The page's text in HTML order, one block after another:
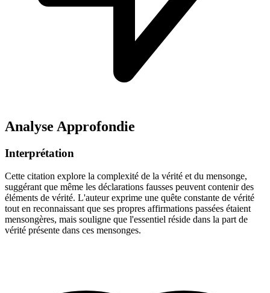
Analyse Approfondie
Interprétation
Cette citation explore la complexité de la vérité et du mensonge,
suggérant que même les déclarations fausses peuvent contenir des
éléments de vérité. L'auteur exprime une quête constante de vérité
tout en reconnaissant que ses propres affirmations passées étaient
mensongères, mais souligne que l'essentiel réside dans la part de
vérité présente dans ces mensonges.